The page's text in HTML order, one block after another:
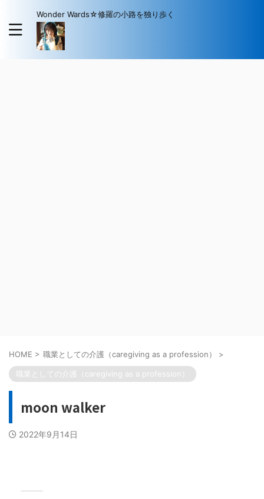
Wonder Wards☆修羅の小路を独り歩く
HOME > 職業としての介護（caregiving as a profession） >
職業としての介護（caregiving as a profession）
moon walker
2022年9月14日